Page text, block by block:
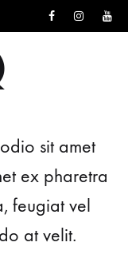
FacebookInstagram
sit amet
ex pharetra
feugiat vel
at velit.